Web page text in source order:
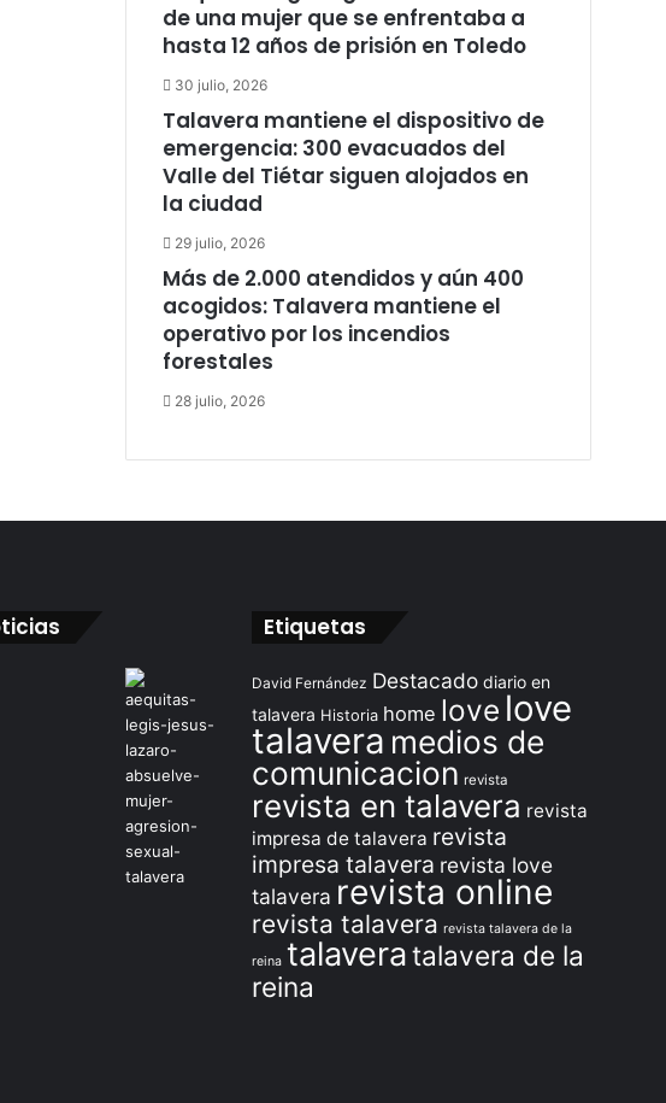
de una mujer que se enfrentaba a
hasta 12 años de prisión en Toledo
30 julio, 2026
Talavera mantiene el dispositivo de
emergencia: 300 evacuados del
Valle del Tiétar siguen alojados en
la ciudad
29 julio, 2026
Más de 2.000 atendidos y aún 400
acogidos: Talavera mantiene el
operativo por los incendios
forestales
28 julio, 2026
Etiquetas
David Fernández Destacado diario en
talavera Historia home love love
talavera medios de
comunicacion revista
revista en talavera revista
impresa de talavera revista
impresa talavera revista love
talavera revista online
revista talavera revista talavera de la
reina talaveratalavera de la
reina